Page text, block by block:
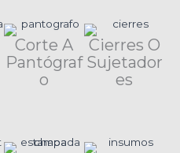
Corte A
Pantógraf
o
Cierres O
Sujetador
es